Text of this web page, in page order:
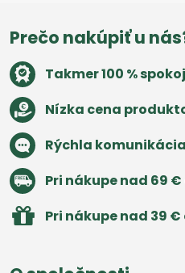
Prečo nakúpiť u
Takmer 100 %
Nízka cena
Rýchla
Pri nákupe nad 69
Pri nákupe nad 39